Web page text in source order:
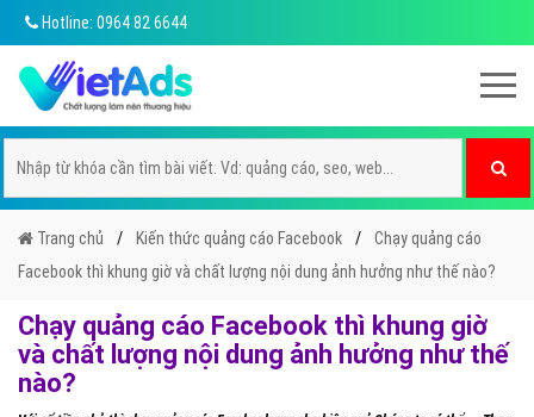
Hotline: 0964 82 6644
Trang chủ Kiến thức quảng cáo Facebook
Chạy quảng cáo
Facebook thì khung giờ và chất lượng nội dung ảnh hưởng như thế nào?
Chạy quảng cáo Facebook thì khung giờ
và chất lượng nội dung ảnh hưởng như thế
nào?